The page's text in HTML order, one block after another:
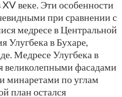
веке. Эти особенности
при сравнении с
медресе в Центральной
Улугбека в Бухаре,
Медресе Улугбека в
великолепными фасадами
минаретами по углам
план остался